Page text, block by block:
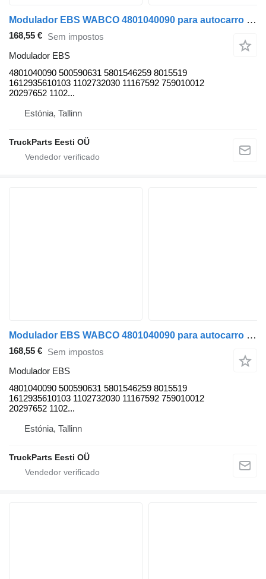
Modulador EBS WABCO 4801040090 para autocarro Solaris Urbino, Alpino, Vacanza (1999-)
168,55 € Sem impostos
Modulador EBS
4801040090 500590631 5801546259 8015519
1612935610103 1102732030 11167592 759010012
20297652 1102...
Estónia, Tallinn
TruckParts Eesti OÜ
Modulador EBS WABCO 4801040090 para autocarro Solaris Urbino, Alpino, Vacanza (1999-)
168,55 € Sem impostos
Modulador EBS
4801040090 500590631 5801546259 8015519
1612935610103 1102732030 11167592 759010012
20297652 1102...
Estónia, Tallinn
TruckParts Eesti OÜ